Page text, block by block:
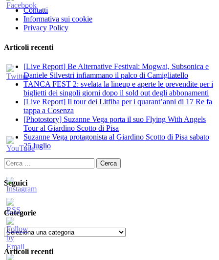
Contatti
Informativa sui cookie
Privacy Policy
Articoli recenti
[Live Report] Be Alternative Festival: Mogwai, Subsonica e
Daniele Silvestri infiammano il palco di Camigliatello
TANCA FEST 2: svelata la lineup e aperte le prevendite per i
biglietti dei singoli giorni dopo il sold out degli abbonamenti
[Live Report] Il tour dei Litfiba per i quarant’anni di 17 Re fa
tappa a Cosenza
[Photostory] Suzanne Vega porta il suo Flying With Angels
Tour al Giardino Scotto di Pisa
Suzanne Vega protagonista al Giardino Scotto di Pisa sabato
25 luglio
Ricerca
per:
Seguici
Categorie
Categorie
Articoli recenti